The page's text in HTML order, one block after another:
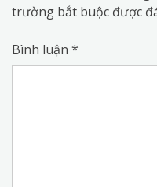
trường bắt buộc được
Bình luận *